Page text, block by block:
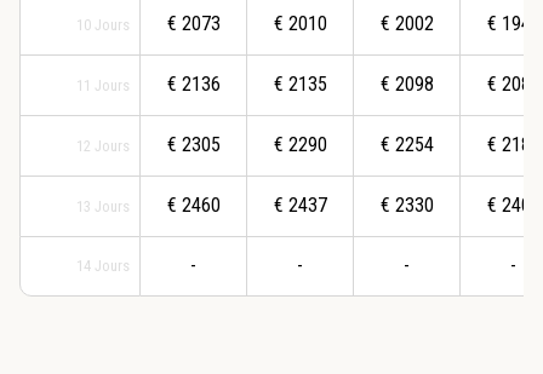
10 Jours
11 Jours
12 Jours
13 Jours
14 Jours
€ 2073
€ 2136
€ 2305
€ 2460
-
€ 2010
€ 2135
€ 2290
€ 2437
-
€ 2002
€ 2098
€ 2254
€ 2330
-
€ 1942
€ 2089
€ 2182
€ 2400
-